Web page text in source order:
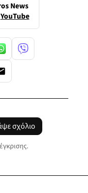
News
YouTube
σχόλιο